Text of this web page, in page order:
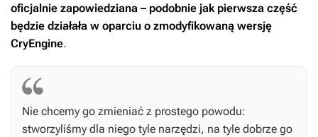
oficjalnie zapowiedziana – podobnie jak pierwsza część
będzie działała w oparciu o zmodyfikowaną wersję
CryEngine.
Nie chcemy go zmieniać z prostego powodu:
stworzyliśmy dla niego tyle narzędzi, na tyle dobrze go